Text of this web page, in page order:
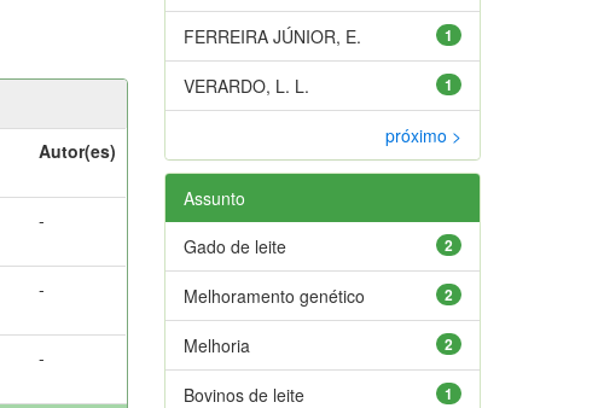
Autor(es)
-
-
-
1
FERREIRA JÚNIOR, E.
1
VERARDO, L. L.
próximo >
Assunto
2
Gado de leite
2
Melhoramento genético
2
Melhoria
1
Bovinos de leite